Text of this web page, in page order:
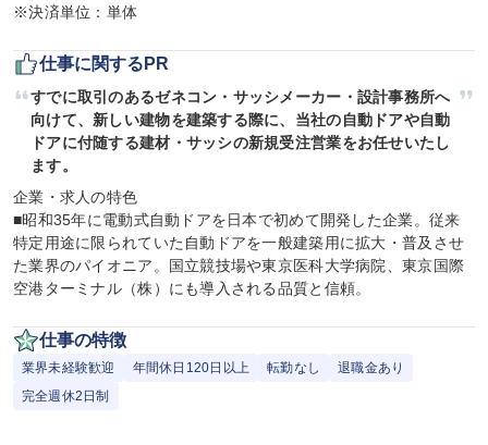
※決済単位：単体
仕事に関するPR
すでに取引のあるゼネコン・サッシメーカー・設計事務所へ
向けて、新しい建物を建築する際に、当社の自動ドアや自動
ドアに付随する建材・サッシの新規受注営業をお任せいたし
ます。
企業・求人の特色
■昭和35年に電動式自動ドアを日本で初めて開発した企業。従来
特定用途に限られていた自動ドアを一般建築用に拡大・普及させ
た業界のパイオニア。国立競技場や東京医科大学病院、東京国際
空港ターミナル（株）にも導入される品質と信頼。
仕事の特徴
業界未経験歓迎 年間休日120日以上 転勤なし
退職金あり
完全週休2日制